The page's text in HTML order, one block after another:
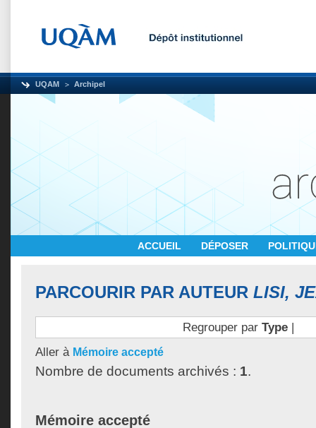
UQAM Archipel
ACCUEIL DÉPOSER
PARCOURIR PAR AUTEUR LISI,
Regrouper par Type|
Aller à Mémoire accepté
Nombre de documents archivés : 1.
Mémoire accepté